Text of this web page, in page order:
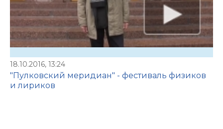
18.10.2016, 13:24
"Пулковский меридиан" - фестиваль физиков
и лириков